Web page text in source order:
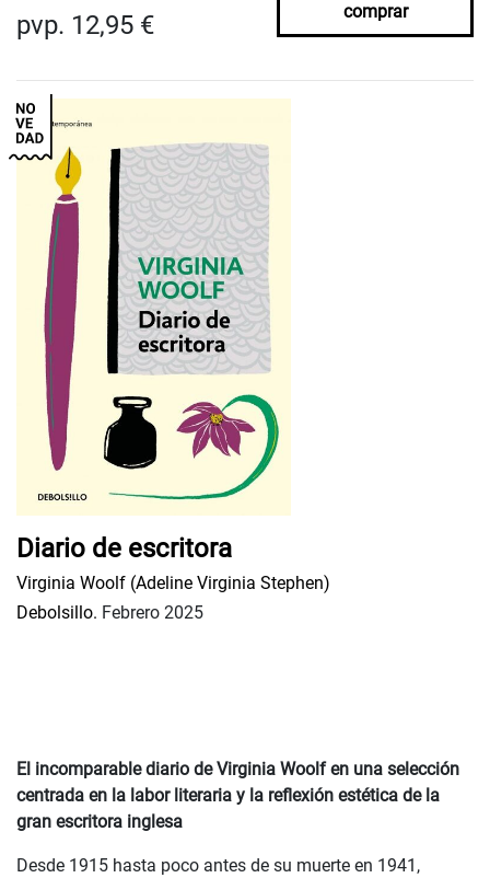
pvp. 12,95 € comprar
Diario de escritora
Virginia Woolf (Adeline Virginia Stephen)
Debolsillo. Febrero 2025
El incomparable diario de Virginia Woolf en una selección
centrada en la labor literaria y la reflexión estética de la
gran escritora inglesa
Desde 1915 hasta poco antes de su muerte en 1941,